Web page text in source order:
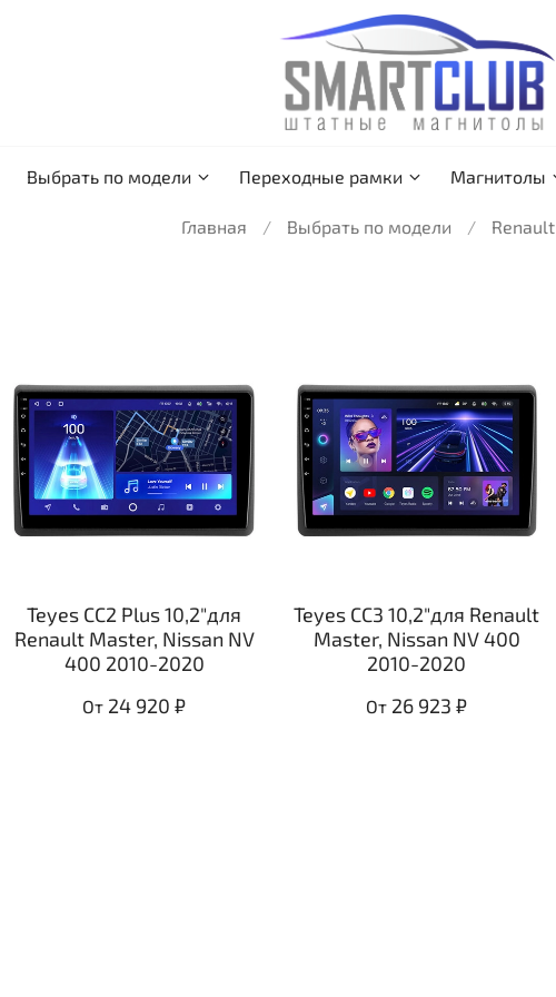
Выбрать по модели Переходные рамки Магнитолы
Главная Выбрать по модели Renault
Teyes CC2 Plus 10,2"для
Renault Master, Nissan NV
400 2010-2020
От 24 920 ₽
Teyes CC3 10,2"для Renault
Master, Nissan NV 400
2010-2020
От 26 923 ₽